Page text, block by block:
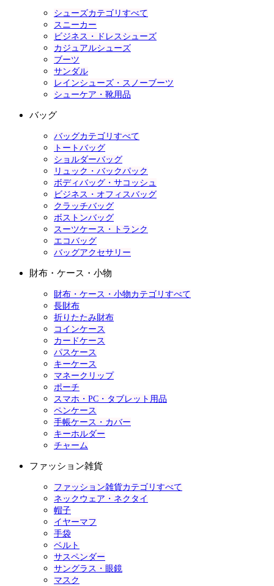
シューズカテゴリすべて
スニーカー
ビジネス・ドレスシューズ
カジュアルシューズ
ブーツ
サンダル
レインシューズ・スノーブーツ
シューケア・靴用品
バッグ
バッグカテゴリすべて
トートバッグ
ショルダーバッグ
リュック・バックパック
ボディバッグ・サコッシュ
ビジネス・オフィスバッグ
クラッチバッグ
ボストンバッグ
スーツケース・トランク
エコバッグ
バッグアクセサリー
財布・ケース・小物
財布・ケース・小物カテゴリすべて
長財布
折りたたみ財布
コインケース
カードケース
パスケース
キーケース
マネークリップ
ポーチ
スマホ・PC・タブレット用品
ペンケース
手帳ケース・カバー
キーホルダー
チャーム
ファッション雑貨
ファッション雑貨カテゴリすべて
ネックウェア・ネクタイ
帽子
イヤーマフ
手袋
ベルト
サスペンダー
サングラス・眼鏡
マスク